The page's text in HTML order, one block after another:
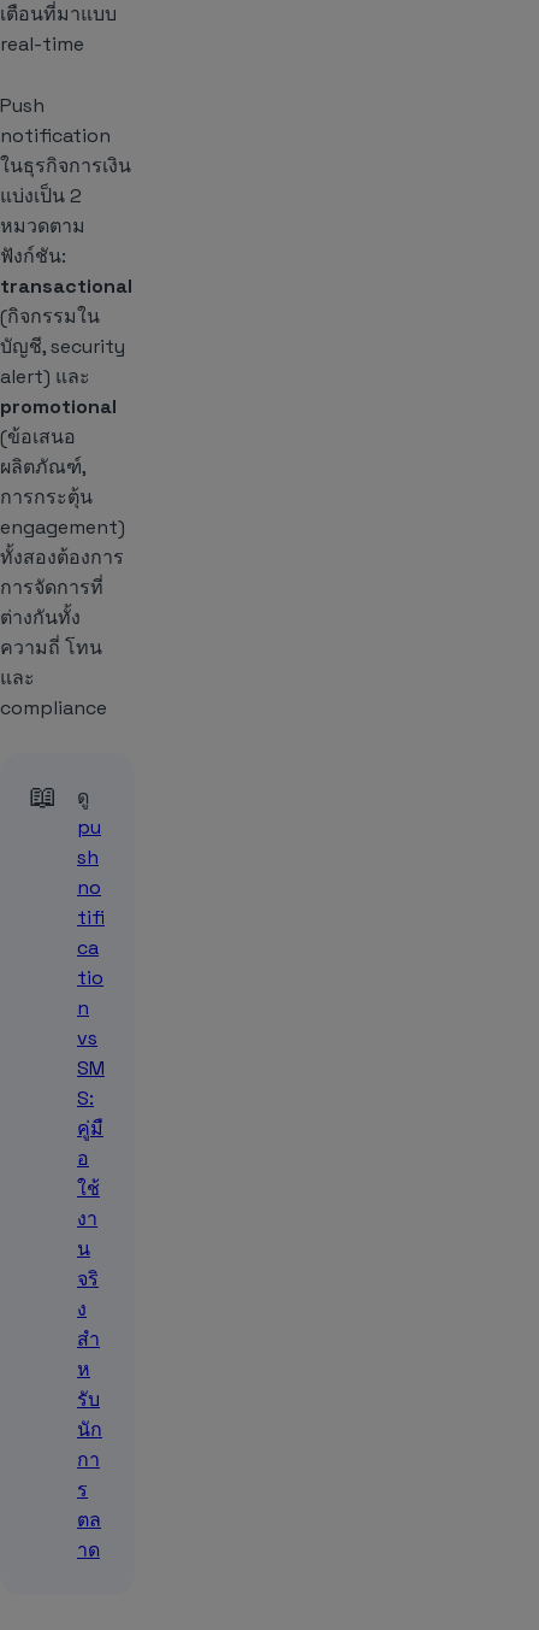
เตือนที่มาแบบ
real-time
Push
notification
ในธุรกิจการเงิน
แบ่งเป็น 2
หมวดตาม
ฟังก์ชัน:
transactional
(กิจกรรมใน
บัญชี, security
alert) และ
promotional
(ข้อเสนอ
ผลิตภัณฑ์,
การกระตุ้น
engagement)
ทั้งสองต้องการ
การจัดการที่
ต่างกันทั้ง
ความถี่ โทน
และ
compliance
📖
ดู
pu
sh
no
tifi
ca
tio
n
vs
SM
S:
คู่มื
อ
ใช้
งา
น
จริ
ง
สำ
ห
รับ
นัก
กา
ร
ตล
าด